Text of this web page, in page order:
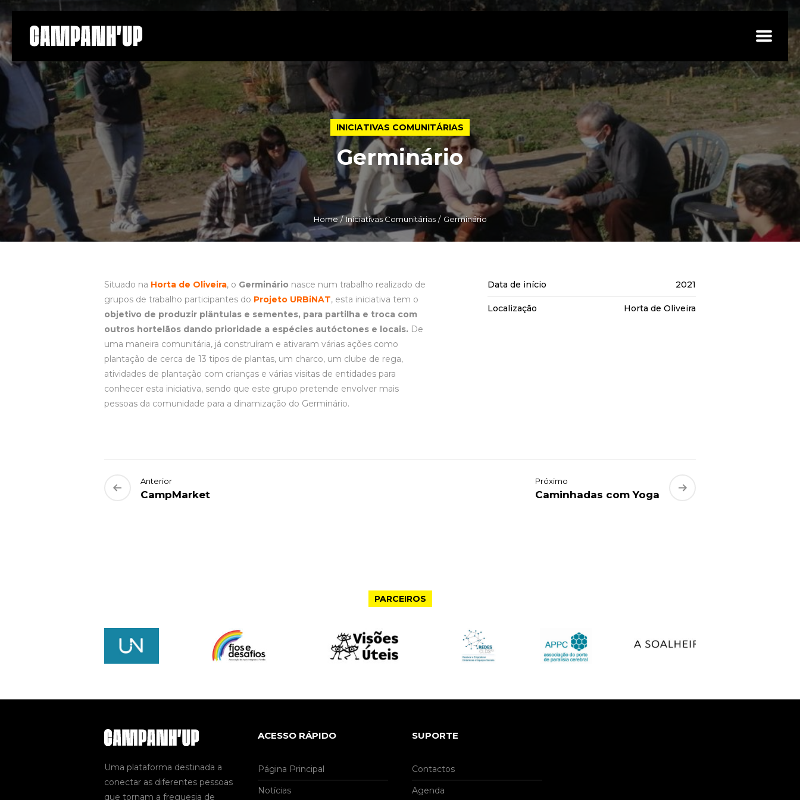
INICIATIVAS COMUNITÁRIAS
Germinário
Home Iniciativas Comunitárias Germinário
Situado na Horta de Oliveira, o Germinário nasce num trabalho realizado de
grupos de trabalho participantes do Projeto URBiNAT, esta iniciativa tem o
objetivo de produzir plântulas e sementes, para partilha e troca com
outros hortelãos dando prioridade a espécies autóctones e locais. De
uma maneira comunitária, já construíram e ativaram várias ações como
plantação de cerca de 13 tipos de plantas, um charco, um clube de rega,
atividades de plantação com crianças e várias visitas de entidades para
conhecer esta iniciativa, sendo que este grupo pretende envolver mais
pessoas da comunidade para a dinamização do Germinário.
Data de início 2021
Localização Horta de Oliveira
Anterior
CampMarket
Próximo
Caminhadas com Yoga
PARCEIROS
Uma plataforma destinada a
conectar as diferentes pessoas
que tornam a freguesia de
ACESSO RÁPIDO
Página Principal
Notícias
SUPORTE
Contactos
Agenda